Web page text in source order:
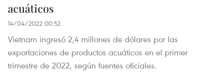
acuáticos
14/04/2022 00:52
Vietnam ingresó 2,4 millones de dólares por las
exportaciones de productos acuáticos en el primer
trimestre de 2022, según fuentes oficiales.